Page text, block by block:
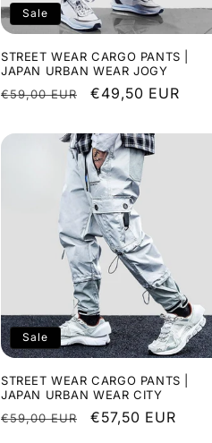
Sale
STREET WEAR CARGO PANTS |
JAPAN URBAN WEAR JOGY
Regular
€59,00 EUR
Sale
€49,50 EUR
Sale
STREET WEAR CARGO PANTS |
JAPAN URBAN WEAR CITY
Regular
€59,00 EUR
Sale
€57,50 EUR